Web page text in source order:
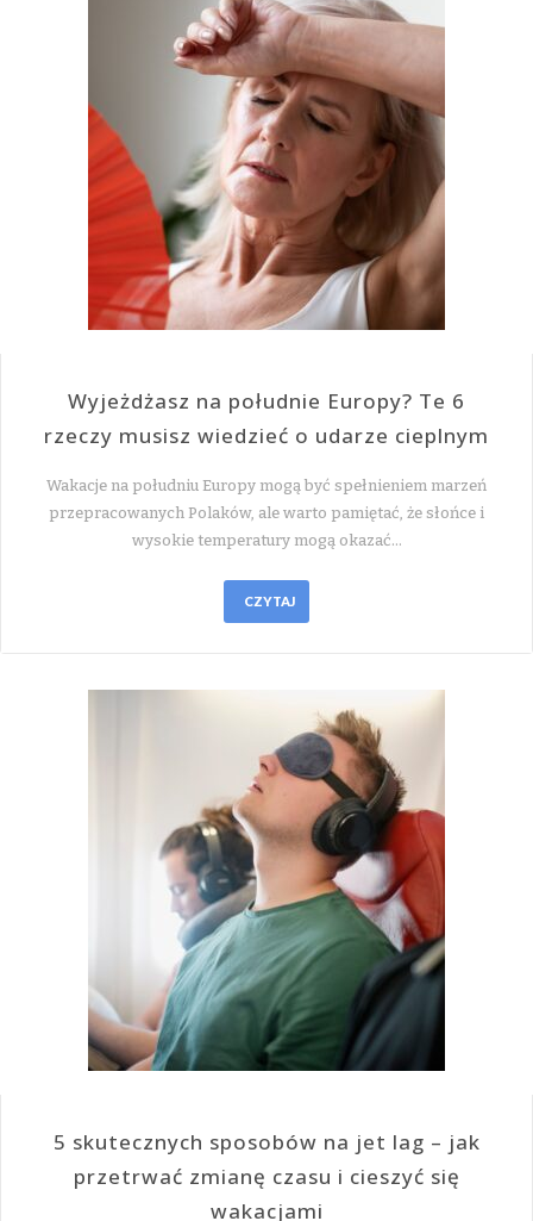
Wyjeżdżasz na południe Europy? Te 6
rzeczy musisz wiedzieć o udarze cieplnym
Wakacje na południu Europy mogą być spełnieniem marzeń
przepracowanych Polaków, ale warto pamiętać, że słońce i
wysokie temperatury mogą okazać…
CZYTAJ
5 skutecznych sposobów na jet lag – jak
przetrwać zmianę czasu i cieszyć się
wakacjami